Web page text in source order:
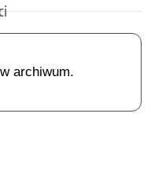
archiwum.